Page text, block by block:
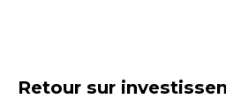
Retour sur